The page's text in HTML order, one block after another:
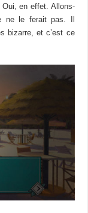
en effet. Allons-
ne le ferait pas. Il
bizarre, et c’est ce